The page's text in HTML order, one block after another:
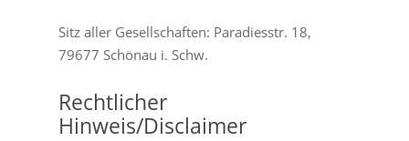
Sitz aller Gesellschaften: Paradiesstr. 18,
79677 Schönau i. Schw.
Rechtlicher
Hinweis/Disclaimer